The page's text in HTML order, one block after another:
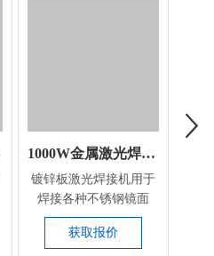
1000W金属激光焊接机
镀锌板激光焊接机用于
焊接各种不锈钢镜面
字、不锈钢拉丝字、不
锈...
获取报价